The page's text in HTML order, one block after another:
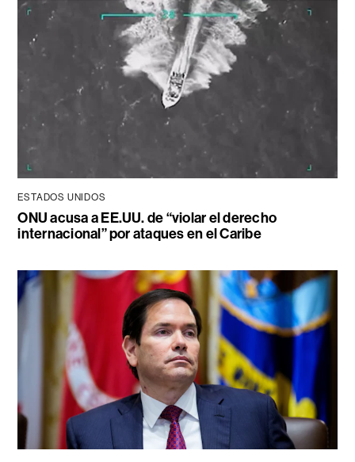
ESTADOS UNIDOS
ONU acusa a EE.UU. de “violar el derecho
internacional” por ataques en el Caribe